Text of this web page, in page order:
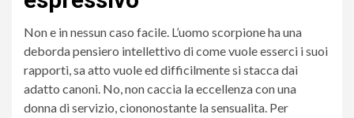
Non e in nessun caso facile. L’uomo scorpione ha una
deborda pensiero intellettivo di come vuole esserci i suoi
rapporti, sa atto vuole ed difficilmente si stacca dai
adatto canoni. No, non caccia la eccellenza con una
donna di servizio, ciononostante la sensualita. Per